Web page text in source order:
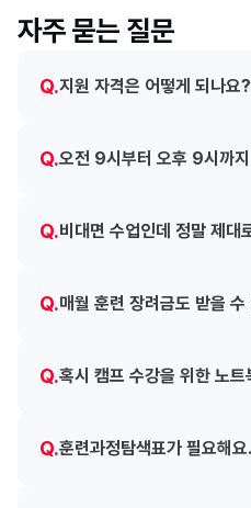
자주 묻는 질문
Q.지원 자격은 어떻게 되나요?
Q.오전 9시부터 오후 9시까
Q.비대면 수업인데 정말 제대
Q.매월 훈련 장려금도 받을 수
Q.혹시 캠프 수강을 위한 노
Q.훈련과정탐색표가 필요해요.